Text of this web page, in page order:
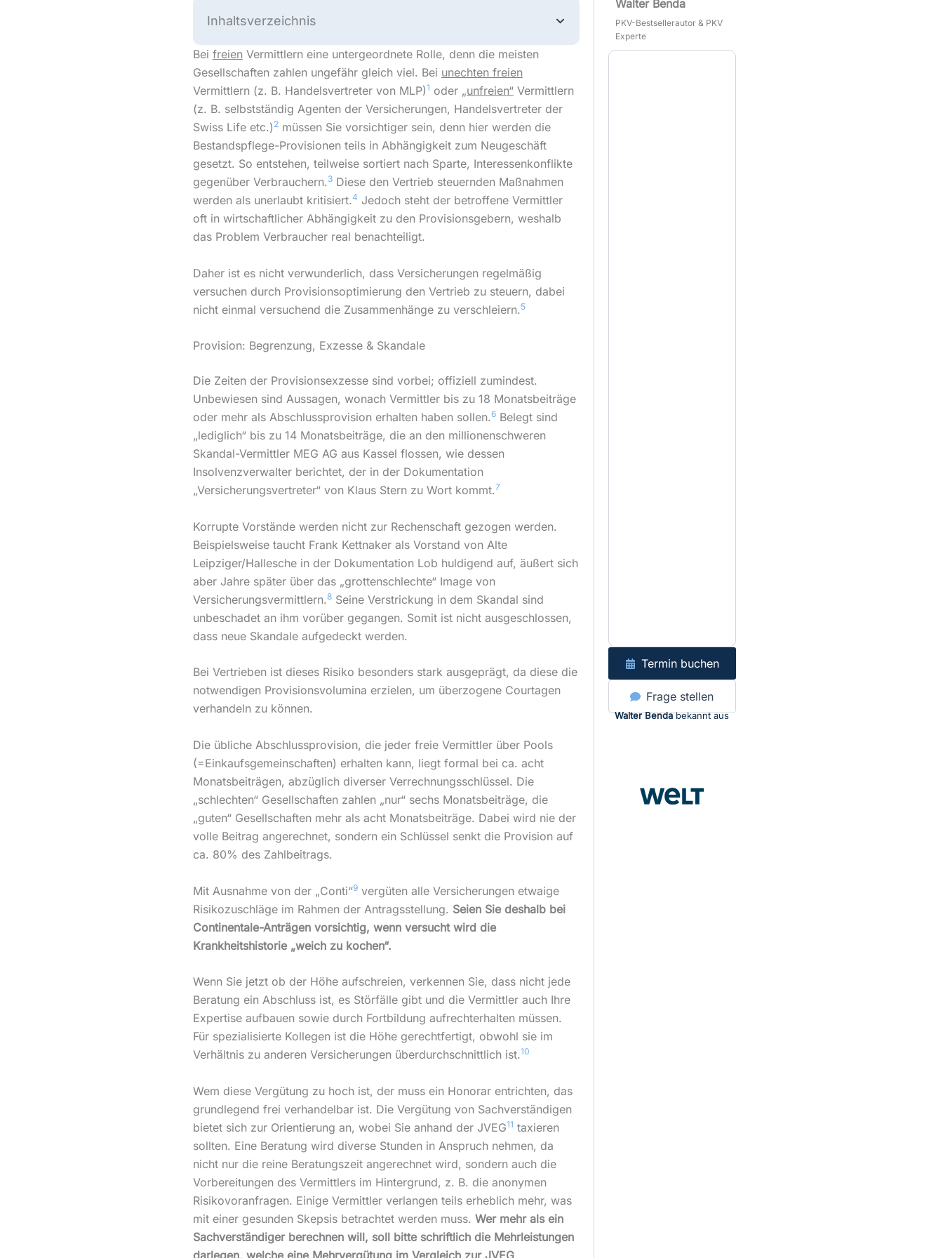
Inhaltsverzeichnis
Bei freienVermittlern eine untergeordnete Rolle, denn die meisten
Gesellschaften zahlen ungefähr gleich viel. Bei unechten freien
Vermittlern (z. B. Handelsvertreter von MLP)1 oder „unfreien“Vermittlern
(z. B. selbstständig Agenten der Versicherungen, Handelsvertreter der
Swiss Life etc.) 2müssen Sie vorsichtiger sein, denn hier werden die
Bestandspflege-Provisionen teils in Abhängigkeit zum Neugeschäft
gesetzt. So entstehen, teilweise sortiert nach Sparte, Interessenkonflikte
gegenüber Verbrauchern.3Diese den Vertrieb steuernden Maßnahmen
werden als unerlaubt kritisiert.4 Jedoch steht der betroffene Vermittler
oft in wirtschaftlicher Abhängigkeit zu den Provisionsgebern, weshalb
das Problem Verbraucher real benachteiligt.
Daher ist es nicht verwunderlich, dass Versicherungen regelmäßig
versuchen durch Provisionsoptimierung den Vertrieb zu steuern, dabei
nicht einmal versuchend die Zusammenhänge zu verschleiern. 5
Provision: Begrenzung, Exzesse & Skandale
Die Zeiten der Provisionsexzesse sind vorbei; offiziell zumindest.
Unbewiesen sind Aussagen, wonach Vermittler bis zu 18 Monatsbeiträge
oder mehr als Abschlussprovision erhalten haben sollen.6Belegt sind
„lediglich“ bis zu 14 Monatsbeiträge, die an den millionenschweren
Skandal-Vermittler MEG AG aus Kassel flossen, wie dessen
Insolvenzverwalter berichtet, der in der Dokumentation
„Versicherungsvertreter“ von Klaus Stern zu Wort kommt.7
Korrupte Vorstände werden nicht zur Rechenschaft gezogen werden.
Beispielsweise taucht Frank Kettnaker als Vorstand von Alte
Leipziger/Hallesche in der Dokumentation Lob huldigend auf, äußert sich
aber Jahre später über das „grottenschlechte“ Image von
Versicherungsvermittlern.8Seine Verstrickung in dem Skandal sind
unbeschadet an ihm vorüber gegangen. Somit ist nicht ausgeschlossen,
dass neue Skandale aufgedeckt werden.
Bei Vertrieben ist dieses Risiko besonders stark ausgeprägt, da diese die
notwendigen Provisionsvolumina erzielen, um überzogene Courtagen
verhandeln zu können.
Die übliche Abschlussprovision, die jeder freie Vermittler über Pools
(=Einkaufsgemeinschaften) erhalten kann, liegt formal bei ca. acht
Monatsbeiträgen, abzüglich diverser Verrechnungsschlüssel. Die
„schlechten“ Gesellschaften zahlen „nur“ sechs Monatsbeiträge, die
„guten“ Gesellschaften mehr als acht Monatsbeiträge. Dabei wird nie der
volle Beitrag angerechnet, sondern ein Schlüssel senkt die Provision auf
ca. 80% des Zahlbeitrags.
Mit Ausnahme von der „Conti“9vergüten alle Versicherungen etwaige
Risikozuschläge im Rahmen der Antragsstellung. Seien Sie deshalb bei
Continentale-Anträgen vorsichtig, wenn versucht wird die
Krankheitshistorie „weich zu kochen“.
Wenn Sie jetzt ob der Höhe aufschreien, verkennen Sie, dass nicht jede
Beratung ein Abschluss ist, es Störfälle gibt und die Vermittler auch Ihre
Expertise aufbauen sowie durch Fortbildung aufrechterhalten müssen.
Für spezialisierte Kollegen ist die Höhe gerechtfertigt, obwohl sie im
Verhältnis zu anderen Versicherungen überdurchschnittlich ist.10
Wem diese Vergütung zu hoch ist, der muss ein Honorar entrichten, das
grundlegend frei verhandelbar ist. Die Vergütung von Sachverständigen
bietet sich zur Orientierung an, wobei Sie anhand der JVEG11 taxieren
sollten. Eine Beratung wird diverse Stunden in Anspruch nehmen, da
nicht nur die reine Beratungszeit angerechnet wird, sondern auch die
Vorbereitungen des Vermittlers im Hintergrund, z. B. die anonymen
Risikovoranfragen. Einige Vermittler verlangen teils erheblich mehr, was
mit einer gesunden Skepsis betrachtet werden muss. Wer mehr als ein
Sachverständiger berechnen will, soll bitte schriftlich die Mehrleistungen
darlegen, welche eine Mehrvergütung im Vergleich zur JVEG
Walter Benda
PKV-Bestsellerautor & PKV
Experte
Termin buchen
Frage stellen
Walter Bendabekannt aus